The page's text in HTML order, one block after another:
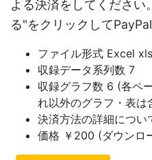
よる決済をしてくださ
る"をクリックして
ファイル形式 Excel
収録データ系列数 7
収録グラフ数 6 (各ペ
れ以外のグラフ・表は
決済方法の詳細につい
価格 ￥200 (ダウンロ